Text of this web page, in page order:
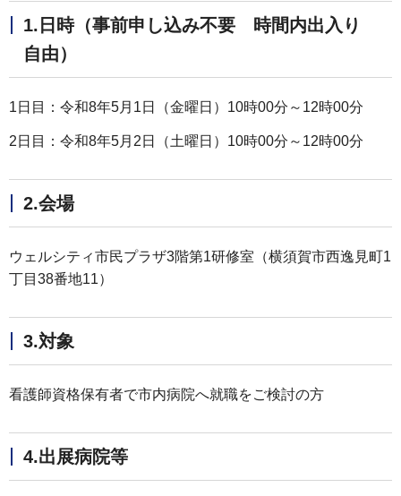
1.日時（事前申し込み不要 時間内出入り
自由）
1日目：令和8年5月1日（金曜日）10時00分～12時00分
2日目：令和8年5月2日（土曜日）10時00分～12時00分
2.会場
ウェルシティ市民プラザ3階第1研修室（横須賀市西逸見町1
丁目38番地11）
3.対象
看護師資格保有者で市内病院へ就職をご検討の方
4.出展病院等